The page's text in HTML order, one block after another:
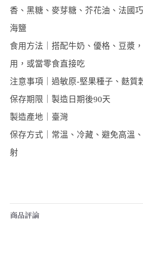
香、黑糖、麥芽糖、芥花油、法國
海鹽
食用方法｜搭配牛奶、優格、豆漿
用，或當零食直接吃
注意事項｜過敏原-堅果種子、麩質
保存期限｜製造日期後90天
製造產地｜臺灣
保存方式｜常溫、冷藏、避免高溫
射
商品評論